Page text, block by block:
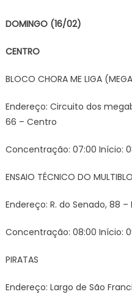
DOMINGO (16/02)
CENTRO
BLOCO CHORA ME LIGA
Endereço: Circuito dos
66 – Centro
Concentração: 07:00 Início:
ENSAIO TÉCNICO DO
Endereço: R. do Senado, 88
Concentração: 08:00 Início:
PIRATAS
Endereço: Largo de São